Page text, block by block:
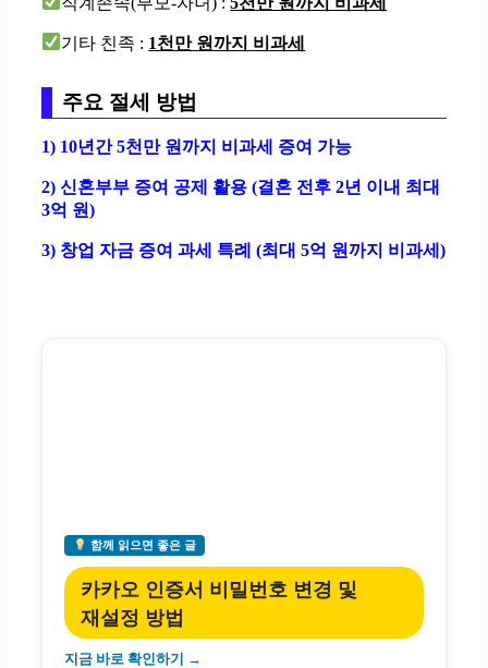
기타 친족 : 1천만 원까지 비과세
주요 절세 방법
1) 10년간 5천만 원까지 비과세 증여 가능
2) 신혼부부 증여 공제 활용 (결혼 전후 2년 이내 최대
3억 원)
3) 창업 자금 증여 과세 특례 (최대 5억 원까지 비과세)
함께 읽으면 좋은 글
카카오 인증서 비밀번호 변경 및
재설정 방법
지금 바로 확인하기 →